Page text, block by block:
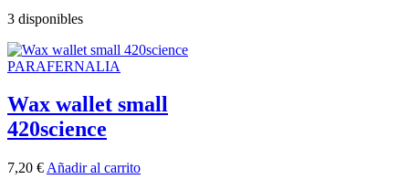
3 disponibles
PARAFERNALIA
Wax wallet small
420science
7,20 € Añadir al carrito